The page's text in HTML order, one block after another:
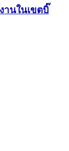
านในเขตบิ๊